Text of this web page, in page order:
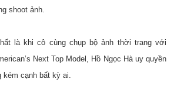
shoot ảnh.
là khi cô cùng chụp bộ ảnh thời trang với
Next Top Model, Hồ Ngọc Hà uy quyền
kém cạnh bất kỳ ai.